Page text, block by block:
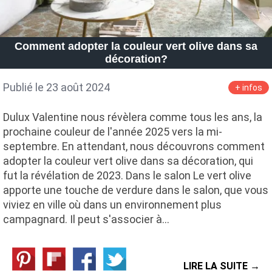
Comment adopter la couleur vert olive dans sa
décoration?
Publié le 23 août 2024 + infos
Dulux Valentine nous révèlera comme tous les ans, la
prochaine couleur de l'année 2025 vers la mi-
septembre. En attendant, nous découvrons comment
adopter la couleur vert olive dans sa décoration, qui
fut la révélation de 2023. Dans le salon Le vert olive
apporte une touche de verdure dans le salon, que vous
viviez en ville où dans un environnement plus
campagnard. Il peut s'associer à…
LIRE LA SUITE →